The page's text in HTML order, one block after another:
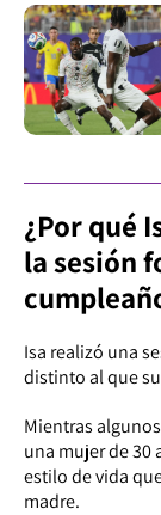
¿Por qué
la sesión
Isa realizó una
distinto al que
Mientras
una mujer de 30
estilo de vida
madre.